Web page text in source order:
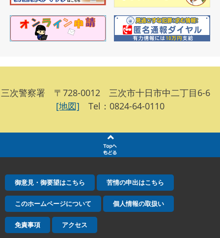
三次警察署 〒728-0012 三次市十日市中二丁目6-6
[地図] Tel：0824-64-0110
御意見・御要望はこちら 苦情の申出はこちら
このホームページについて 個人情報の取扱い
免責事項 アクセス